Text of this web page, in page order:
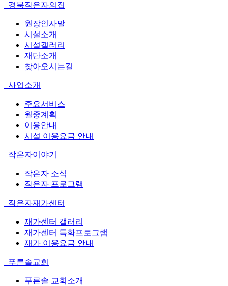
경북작은자의집
원장인사말
시설소개
시설갤러리
재단소개
찾아오시는길
사업소개
주요서비스
월중계획
이용안내
시설 이용요금 안내
작은자이야기
작은자 소식
작은자 프로그램
작은자재가센터
재가센터 갤러리
재가센터 특화프로그램
재가 이용요금 안내
푸른솔교회
푸른솔 교회소개